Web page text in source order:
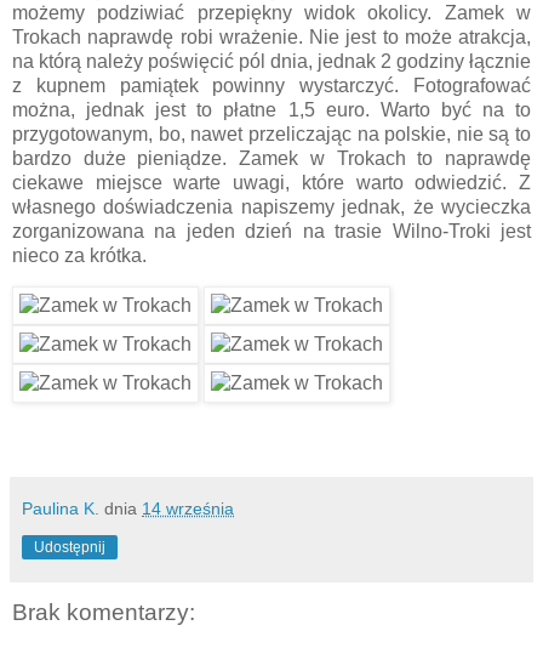
możemy podziwiać przepiękny widok okolicy. Zamek w
Trokach naprawdę robi wrażenie. Nie jest to może atrakcja,
na którą należy poświęcić pól dnia, jednak 2 godziny łącznie
z kupnem pamiątek powinny wystarczyć. Fotografować
można, jednak jest to płatne 1,5 euro. Warto być na to
przygotowanym, bo, nawet przeliczając na polskie, nie są to
bardzo duże pieniądze. Zamek w Trokach to naprawdę
ciekawe miejsce warte uwagi, które warto odwiedzić. Z
własnego doświadczenia napiszemy jednak, że wycieczka
zorganizowana na jeden dzień na trasie Wilno-Troki jest
nieco za krótka.
Paulina K. dnia 14 września
Udostępnij
Brak komentarzy: